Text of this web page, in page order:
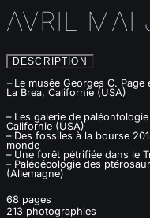
AVRIL MAI
DESCRIPTION
– Le musée Georges C.
La Brea, Californie (USA)
– Les galerie de
Californie (USA)
– Des fossiles à la bourse
monde
– Une forêt pétrifiée dans le
– Paléoécologie des
(Allemagne)
68 pages
213 photographies